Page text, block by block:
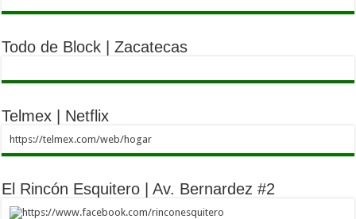
Todo de Block | Zacatecas
Telmex | Netflix
https://telmex.com/web/hogar
El Rincón Esquitero | Av. Bernardez #2
https://www.facebook.com/rinconesquitero